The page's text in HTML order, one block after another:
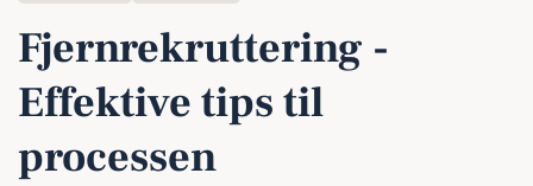
Fjer­n­re­k­rut­te­ring -
Effektive tips til
processen